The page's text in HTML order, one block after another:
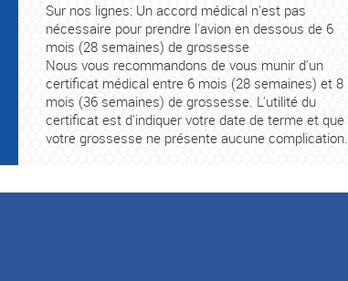
Sur nos lignes: Un accord médical n'est pas
nécessaire pour prendre l'avion en dessous de 6
mois (28 semaines) de grossesse
Nous vous recommandons de vous munir d'un
certificat médical entre 6 mois (28 semaines) et 8
mois (36 semaines) de grossesse. L'utilité du
certificat est d'indiquer votre date de terme et que
votre grossesse ne présente aucune complication.